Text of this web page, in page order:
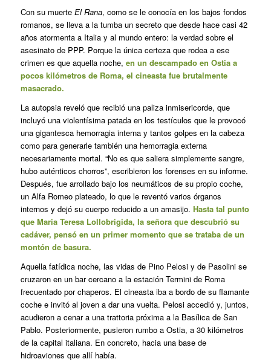
Con su muerte El Rana, como se le conocía en los bajos fondos
romanos, se lleva a la tumba un secreto que desde hace casi 42
años atormenta a Italia y al mundo entero: la verdad sobre el
asesinato de PPP. Porque la única certeza que rodea a ese
crimen es que aquella noche, en un descampado en Ostia a
pocos kilómetros de Roma, el cineasta fue brutalmente
masacrado.
La autopsia reveló que recibió una paliza inmisericorde, que
incluyó una violentísima patada en los testículos que le provocó
una gigantesca hemorragia interna y tantos golpes en la cabeza
como para generarle también una hemorragia externa
necesariamente mortal. “No es que saliera simplemente sangre,
hubo auténticos chorros”, escribieron los forenses en su informe.
Después, fue arrollado bajo los neumáticos de su propio coche,
un Alfa Romeo plateado, lo que le reventó varios órganos
internos y dejó su cuerpo reducido a un amasijo. Hasta tal punto
que Maria Teresa Lollobrigida, la señora que descubrió su
cadáver, pensó en un primer momento que se trataba de un
montón de basura.
Aquella fatídica noche, las vidas de Pino Pelosi y de Pasolini se
cruzaron en un bar cercano a la estación Termini de Roma
frecuentado por chaperos. El cineasta iba a bordo de su flamante
coche e invitó al joven a dar una vuelta. Pelosi accedió y, juntos,
acudieron a cenar a una trattoria próxima a la Basílica de San
Pablo. Posteriormente, pusieron rumbo a Ostia, a 30 kilómetros
de la capital italiana. En concreto, hacia una base de
hidroaviones que allí había.